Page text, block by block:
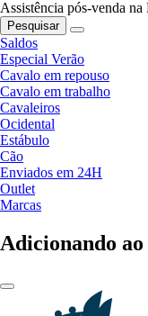
Assistência pós-venda na
Pesquisar
Saldos
Especial Verão
Cavalo em repouso
Cavalo em trabalho
Cavaleiros
Ocidental
Estábulo
Cão
Enviados em 24H
Outlet
Marcas
Adicionando